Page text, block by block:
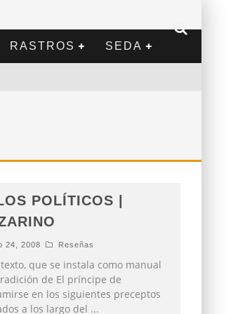
RASTROS SEDA
POLÍTICOS |
24, 2008 Reseñas
que se instala como manual
de El príncipe de
en los siguientes preceptos
a los largo del ...